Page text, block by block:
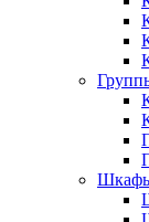
Шкафы